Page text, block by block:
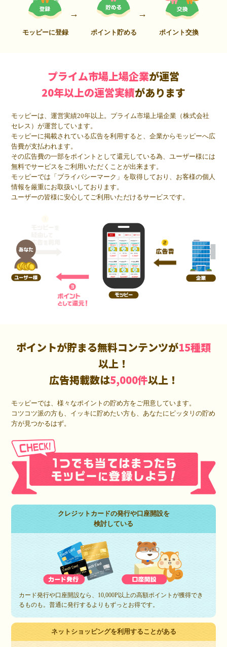
モッピーに登録 ポイント貯める ポイント交換
プライム市場上場企業が運営
20年以上の運営実績があります
モッピーは、運営実績20年以上。プライム市場上場企業（株式会社
セレス）が運営しています。
モッピーに掲載されている広告を利用すると、企業からモッピーへ広
告費が支払われます。
その広告費の一部をポイントとして還元している為、ユーザー様には
無料でサービスをご利用いただくことが出来ます。
モッピーでは「プライバシーマーク」を取得しており、お客様の個人
情報を厳重にお取扱いしております。
ユーザーの皆様に安心してご利用いただけるサービスです。
ポイントが貯まる無料コンテンツが15種類
以上！
広告掲載数は5,000件以上！
モッピーでは、様々なポイントの貯め方をご用意しています。
コツコツ派の方も、イッキに貯めたい方も、あなたにピッタリの貯め
方が見つかるはず。
クレジットカードの発行や口座開設を
検討している
カード発行や口座開設なら、10,000P以上の高額ポイントが獲得でき
るものも。普通に発行するよりもずっとお得です。
ネットショッピングを利用することがある